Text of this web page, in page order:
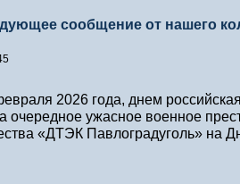
сообщение от нашего
2026 года, днем
ужасное военное
«ДТЭК Павлоградуголь» на